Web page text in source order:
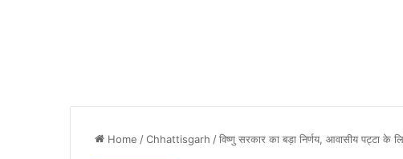
Home /Chhattisgarh /विष्णु सरकार का बड़ा निर्णय, आवासीय पट्टा के